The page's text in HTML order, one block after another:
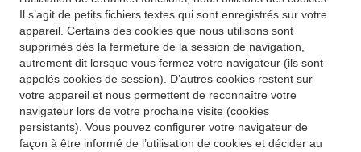
Il s’agit de petits fichiers textes qui sont enregistrés sur votre
appareil. Certains des cookies que nous utilisons sont
supprimés dès la fermeture de la session de navigation,
autrement dit lorsque vous fermez votre navigateur (ils sont
appelés cookies de session). D’autres cookies restent sur
votre appareil et nous permettent de reconnaître votre
navigateur lors de votre prochaine visite (cookies
persistants). Vous pouvez configurer votre navigateur de
façon à être informé de l’utilisation de cookies et décider au